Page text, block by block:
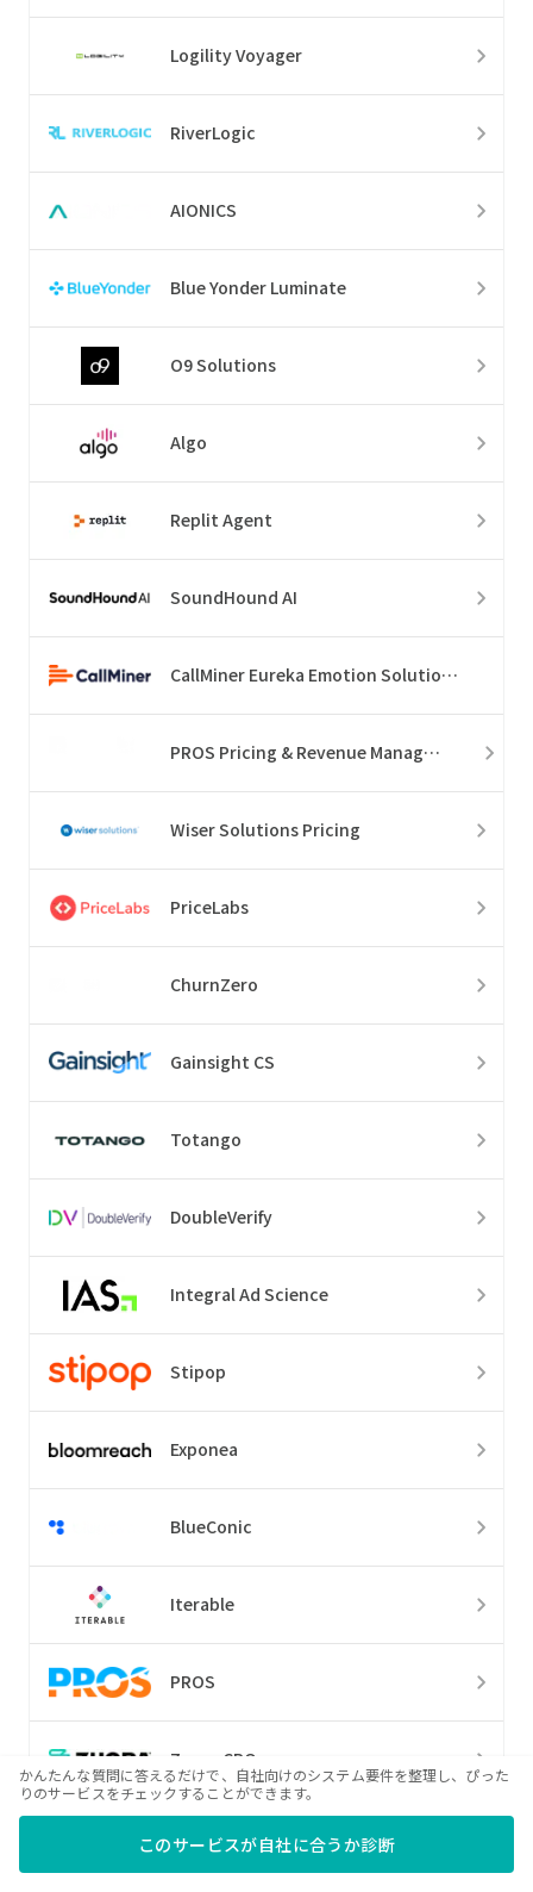
Logility Voyager
RiverLogic
AIONICS
Blue Yonder Luminate
O9 Solutions
Algo
Replit Agent
SoundHound AI
CallMiner Eureka Emotion Solution Suite
PROS Pricing & Revenue Management
Wiser Solutions Pricing
PriceLabs
ChurnZero
Gainsight CS
Totango
DoubleVerify
Integral Ad Science
Stipop
Exponea
BlueConic
Iterable
PROS
Zuora CPQ
QuoteWerks
かんたんな質問に答えるだけで、自社向けのシステム要件を整理し、ぴった
りのサービスをチェックすることができます。
このサービスが自社に合うか診断